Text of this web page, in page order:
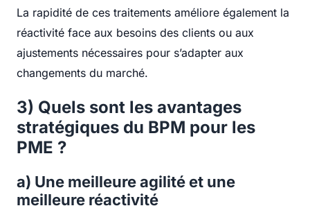
La rapidité de ces traitements améliore également la
réactivité face aux besoins des clients ou aux
ajustements nécessaires pour s’adapter aux
changements du marché.
3) Quels sont les avantages
stratégiques du BPM pour les
PME ?
a) Une meilleure agilité et une
meilleure réactivité